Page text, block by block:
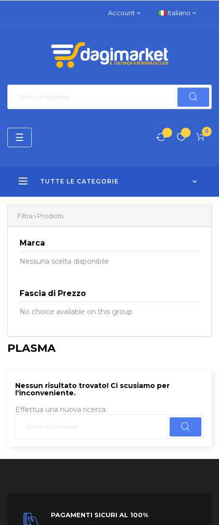
Account Italiano
0
TUTTE LE CATEGORIE
navigazione
Toggle
☰
Filtra i Prodotti
Marca
Nessuna scelta disponibile
Fascia di Prezzo
No choice available on this group
PLASMA
Nessun risultato trovato! Ci scusiamo per
l'inconveniente.
Effettua una nuova ricerca:
PAGAMENTI SICURI AL 100%